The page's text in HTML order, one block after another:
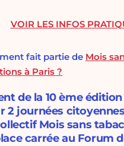
fait partie de Mois
à Paris ?
de la 10 ème
2 journées
Mois sans
carrée au Forum
VOIR LES INFOS